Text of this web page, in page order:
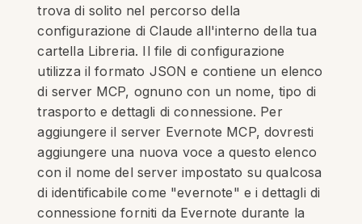
trova di solito nel percorso della
configurazione di Claude all'interno della tua
cartella Libreria. Il file di configurazione
utilizza il formato JSON e contiene un elenco
di server MCP, ognuno con un nome, tipo di
trasporto e dettagli di connessione. Per
aggiungere il server Evernote MCP, dovresti
aggiungere una nuova voce a questo elenco
con il nome del server impostato su qualcosa
di identificabile come "evernote" e i dettagli di
connessione forniti da Evernote durante la